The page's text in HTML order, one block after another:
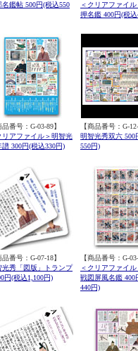
名鑑帖 500円(税込550
＜クリアファイ
押名鑑 400円(税込
品番号：G-03-89】
リアファイル＞明智光
譜 300円(税込330円)
【商品番号：G-
明智光秀双六 500
550円)
品番号：G-07-18】
光秀「図版」トランプ
円(税込1,100円)
【商品番号：G-
＜クリアファイ
戦図屏風名鑑 400
440円)